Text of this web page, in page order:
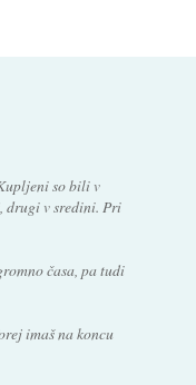
so bili v
drugi v sredini. Pri
časa, pa tudi
imaš na koncu